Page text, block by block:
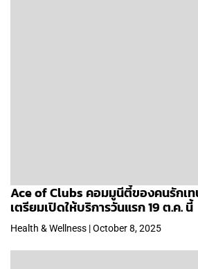
Ace of Clubs คอมมูนีตี้ของคนรักเท
เตรียมเปิดให้บริการวันแรก 19 ต.ค. นี้
Health & Wellness | October 8, 2025